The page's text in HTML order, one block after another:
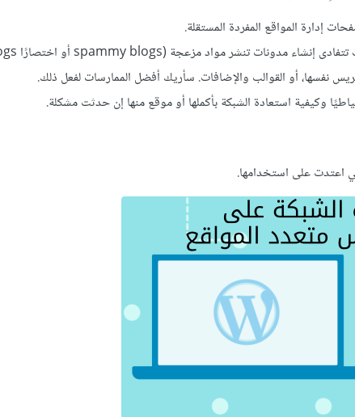
إدارة المواقع المفردة المستقلة.
نفسها، أو القوالب والإضافات. سأريك أفضل الممارسات لفعل ذلك.
وكيفية استعادة الشبكة بأكملها أو موقع منها إن حدثت مشكلة.
اعتدت على استخدامها.